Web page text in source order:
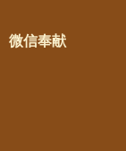
微信奉献